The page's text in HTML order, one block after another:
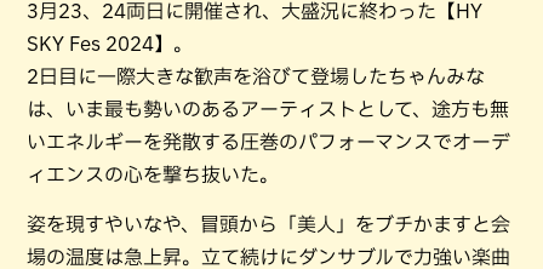
3月23、24両日に開催され、大盛況に終わった【HY
SKY Fes 2024】。
2日目に一際大きな歓声を浴びて登場したちゃんみな
は、いま最も勢いのあるアーティストとして、途方も無
いエネルギーを発散する圧巻のパフォーマンスでオーデ
ィエンスの心を撃ち抜いた。
姿を現すやいなや、冒頭から「美人」をブチかますと会
場の温度は急上昇。立て続けにダンサブルで力強い楽曲